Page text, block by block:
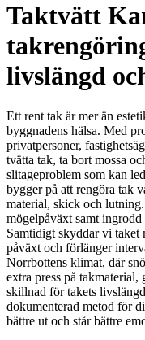
Taktvätt
livslängd
Ett rent tak är mer än
byggnadens hälsa. Med
privatpersoner,
tvätta tak, ta bort mossa
slitageproblem som kan
bygger på att rengöra tak
material, skick och
mögelpåväxt samt
Samtidigt skyddar vi taket
påväxt och förlänger
Norrbottens klimat, där
extra press på
skillnad för takets
dokumenterad metod för
bättre ut och står bättre